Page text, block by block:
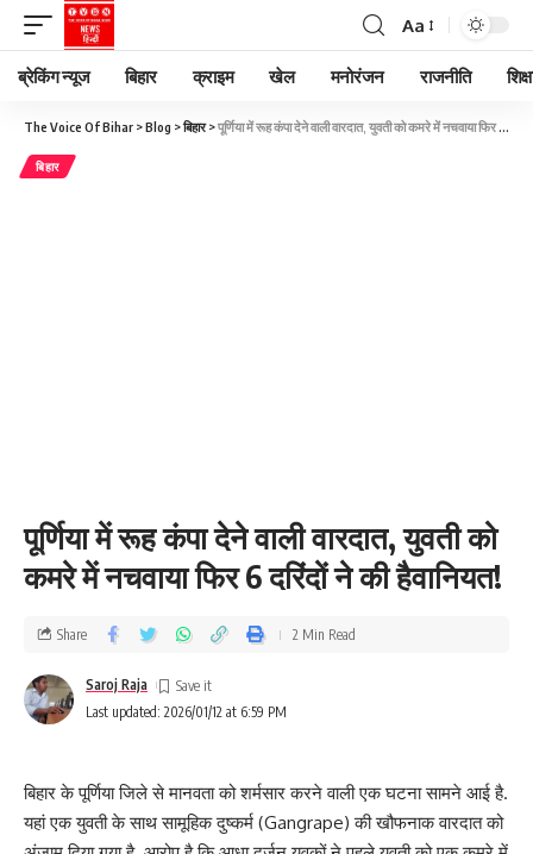
Aa
ब्रेकिंग न्यूज बिहार क्राइम खेल मनोरंजन राजनीति
The Voice Of Bihar >Blog >बिहार>पूर्णिया में रूह कंपा देने वाली वारदात, युवती को कमरे में नचवाया फिर 6 दरिंदों ने की हैवानियत!
बिहार
पूर्णिया में रूह कंपा देने वाली वारदात, युवती को
कमरे में नचवाया फिर 6 दरिंदों ने की हैवानियत!
Last updated: 2026/01/12 at 6:59 PM
Saroj Raja
Share 2 Min Read
बिहार के पूर्णिया जिले से मानवता को शर्मसार करने वाली एक घटना सामने आई है.
यहां एक युवती के साथ सामूहिक दुष्कर्म (Gangrape) की खौफनाक वारदात को